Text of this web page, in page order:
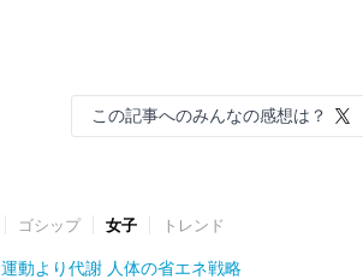
この記事へのみんなの感想は？
ゴシップ 女子 トレンド
運動より代謝 人体の省エネ戦略